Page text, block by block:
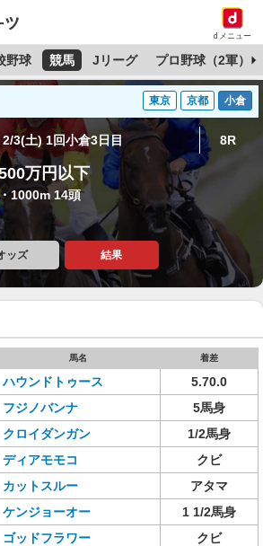
dメニュー
野球 競馬 Jリーグ プロ野球（2軍）
東京 京都 小倉
2/3(土) 1回小倉3日目 8R
万円以下
1000m 14頭
ッズ 結果
馬名 着差
ハウンドトゥース
5.70.0
フジノバンナ
5馬身
クロイダンガン
1/2馬身
ディアモモコ
クビ
カットスルー
アタマ
ケンジョーオー
1 1/2馬身
ゴッドフラワー
クビ